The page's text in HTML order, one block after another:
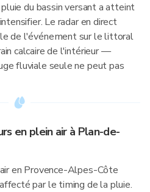
du bassin versant a atteint
Le radar en direct
de l'événement sur le littoral
calcaire de l'intérieur —
fluviale seule ne peut pas
en plein air à Plan-de-
en Provence-Alpes-Côte
par le timing de la pluie.